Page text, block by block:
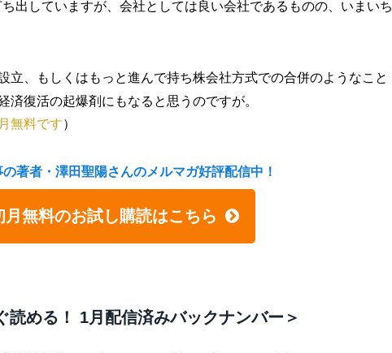
出していますが、会社としては良い会社であるものの、いまいち
立、もしくはもっと進んで持ち株会社方式での合併のようなこと
済復活の起爆剤にもなると思うのですが。
無料です）
の著者・澤田聖陽さんのメルマガ好評配信中！
月無料のお試し購読はこちら
読める！ 1月配信済みバックナンバー＞